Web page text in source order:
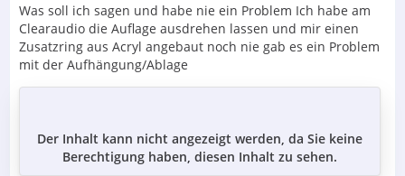
Was soll ich sagen und habe nie ein Problem Ich habe am
Clearaudio die Auflage ausdrehen lassen und mir einen
Zusatzring aus Acryl angebaut noch nie gab es ein Problem
mit der Aufhängung/Ablage
Der Inhalt kann nicht angezeigt werden, da Sie keine
Berechtigung haben, diesen Inhalt zu sehen.